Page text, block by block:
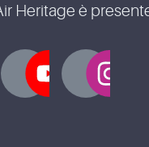
Heritage è